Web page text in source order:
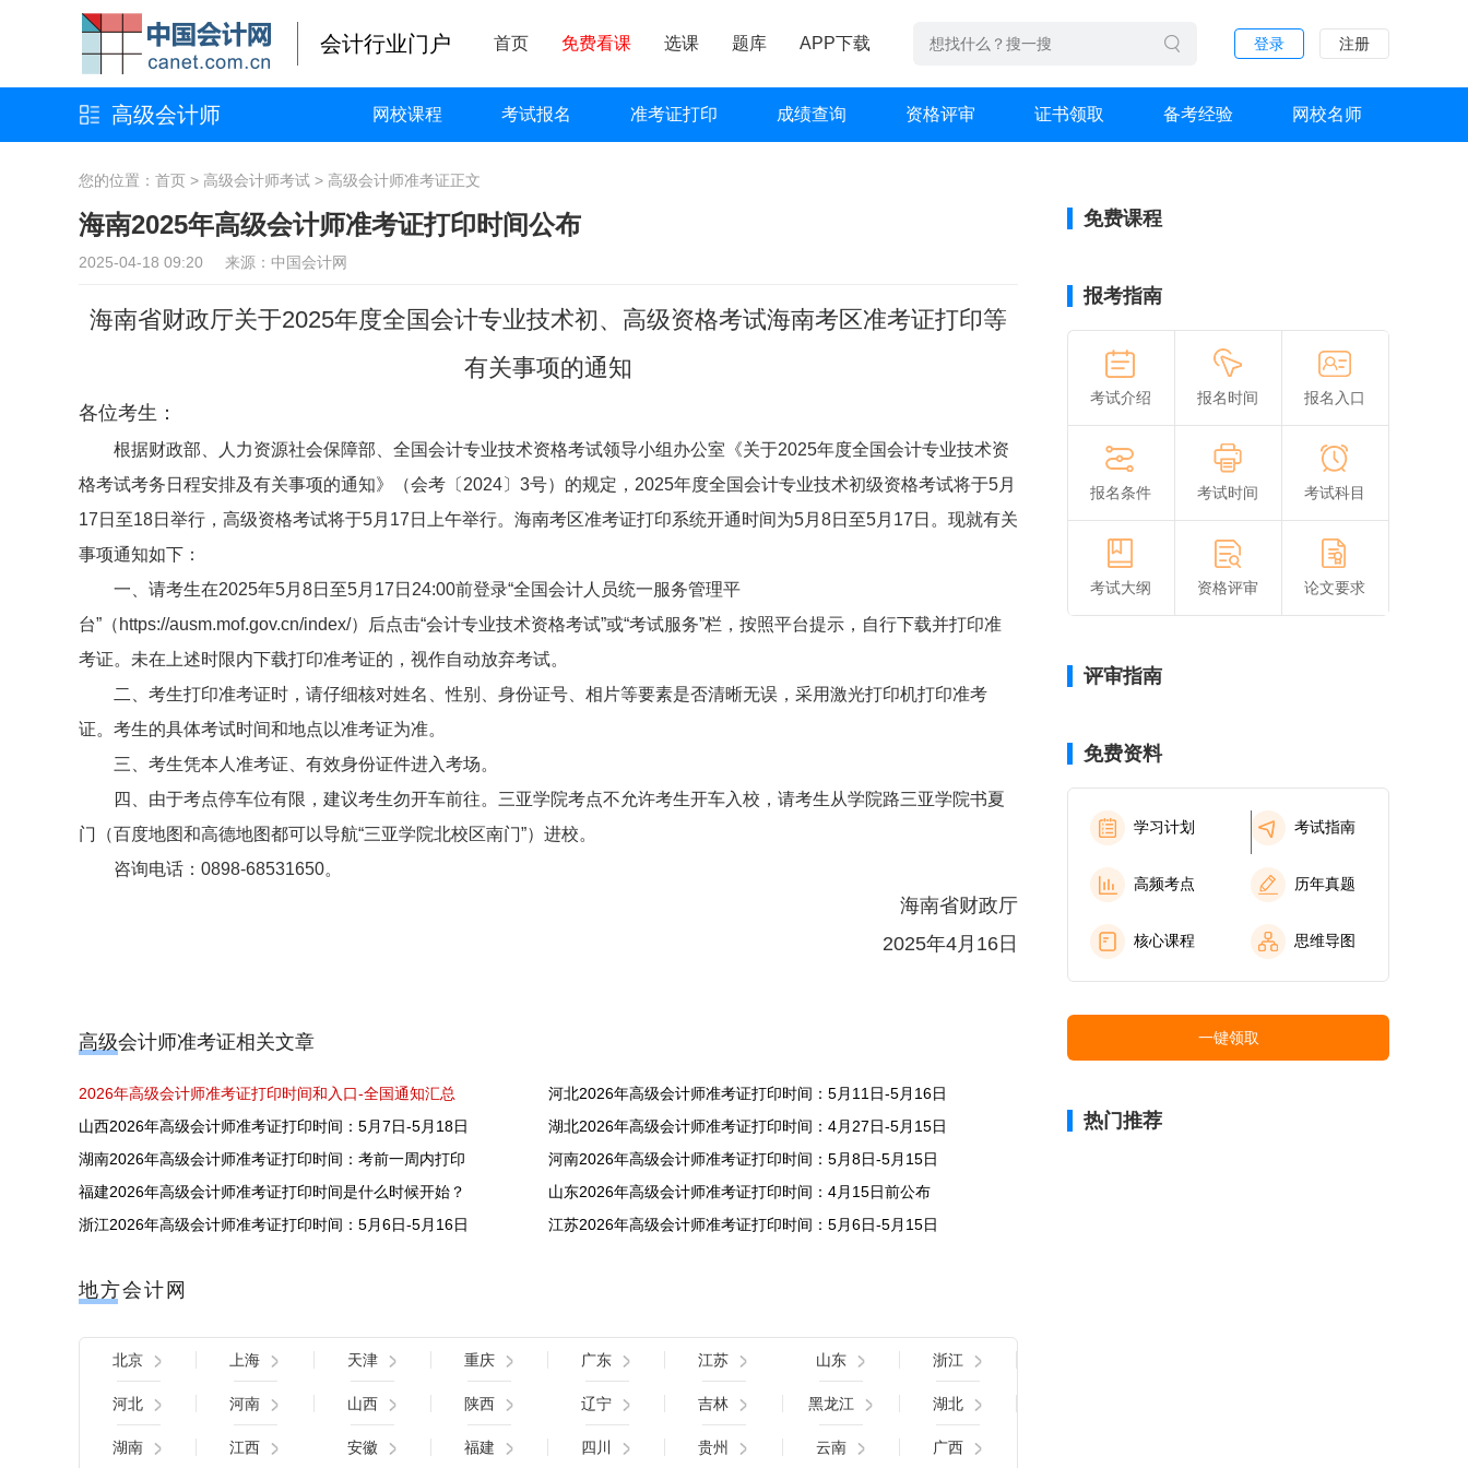
会计行业门户 首页 免费看课 选课 题库 APP下载 登录 注册
高级会计师 网校课程 考试报名 准考证打印 成绩查询 资格评审 证书领取 备考经验 网校名师
您的位置： 首页 > 高级会计师考试 > 高级会计师准考证正文
海南2025年高级会计师准考证打印时间公布
2025-04-18 09:20 来源：中国会计网
海南省财政厅关于2025年度全国会计专业技术初、高级资格考试海南考区准考证打印等
有关事项的通知
各位考生：
根据财政部、人力资源社会保障部、全国会计专业技术资格考试领导小组办公室《关于2025年度全国会计专业技术资
格考试考务日程安排及有关事项的通知》（会考〔2024〕3号）的规定，2025年度全国会计专业技术初级资格考试将于5月
17日至18日举行，高级资格考试将于5月17日上午举行。海南考区准考证打印系统开通时间为5月8日至5月17日。现就有关
事项通知如下：
一、请考生在2025年5月8日至5月17日24:00前登录“全国会计人员统一服务管理平
台”（https://ausm.mof.gov.cn/index/）后点击“会计专业技术资格考试”或“考试服务”栏，按照平台提示，自行下载并打印准
考证。未在上述时限内下载打印准考证的，视作自动放弃考试。
二、考生打印准考证时，请仔细核对姓名、性别、身份证号、相片等要素是否清晰无误，采用激光打印机打印准考
证。考生的具体考试时间和地点以准考证为准。
三、考生凭本人准考证、有效身份证件进入考场。
四、由于考点停车位有限，建议考生勿开车前往。三亚学院考点不允许考生开车入校，请考生从学院路三亚学院书夏
门（百度地图和高德地图都可以导航“三亚学院北校区南门”）进校。
咨询电话：0898-68531650。
海南省财政厅
2025年4月16日
高级会计师准考证相关文章
2026年高级会计师准考证打印时间和入口-全国通知汇总
河北2026年高级会计师准考证打印时间：5月11日-5月16日
山西2026年高级会计师准考证打印时间：5月7日-5月18日
湖北2026年高级会计师准考证打印时间：4月27日-5月15日
湖南2026年高级会计师准考证打印时间：考前一周内打印
河南2026年高级会计师准考证打印时间：5月8日-5月15日
福建2026年高级会计师准考证打印时间是什么时候开始？
山东2026年高级会计师准考证打印时间：4月15日前公布
浙江2026年高级会计师准考证打印时间：5月6日-5月16日
江苏2026年高级会计师准考证打印时间：5月6日-5月15日
地方会计网
北京 上海 天津 重庆 广东 江苏 山东 浙江
河北 河南 山西 陕西 辽宁 吉林 黑龙江 湖北
湖南 江西 安徽 福建 四川 贵州 云南 广西
免费课程
报考指南
考试介绍 报名时间 报名入口
报名条件 考试时间 考试科目
考试大纲 资格评审 论文要求
评审指南
免费资料
学习计划 考试指南
高频考点 历年真题
核心课程 思维导图
一键领取
热门推荐